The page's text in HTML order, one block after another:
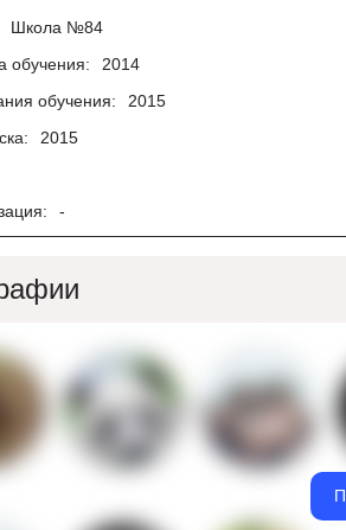
Школа №84
обучения:
2014
обучения:
2015
2015
-